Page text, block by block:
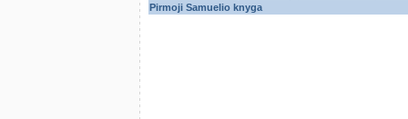
Pirmoji Samuelio knyga